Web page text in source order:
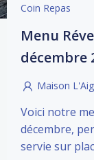
Coin Repas
Menu
décembre
Maison
Voici notre
décembre,
servie sur